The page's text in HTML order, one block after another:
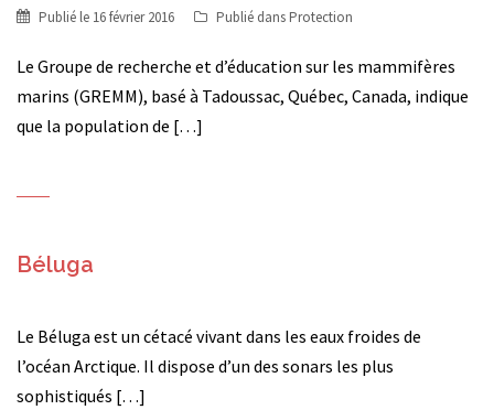
Publié le 16 février 2016 Publié dans Protection
Le Groupe de recherche et d’éducation sur les mammifères
marins (GREMM), basé à Tadoussac, Québec, Canada, indique
que la population de […]
Béluga
Le Béluga est un cétacé vivant dans les eaux froides de
l’océan Arctique. Il dispose d’un des sonars les plus
sophistiqués […]